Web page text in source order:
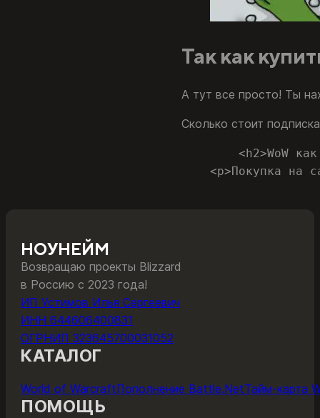
Так как
А тут все просто! Ты
Сколько стоит
<h2>WoW
<p>Покупка на
НОУНЕЙМ
Возвращаю проекты Blizzard
в Россию с 2023 года!
ИП Устимов Илья Сергеевич
ИНН 644606400831
ОГРНИП 323645700031052
КАТАЛОГ
World of WarcraftПополнение Battle.NetТайм-карта
ПОМОЩЬ